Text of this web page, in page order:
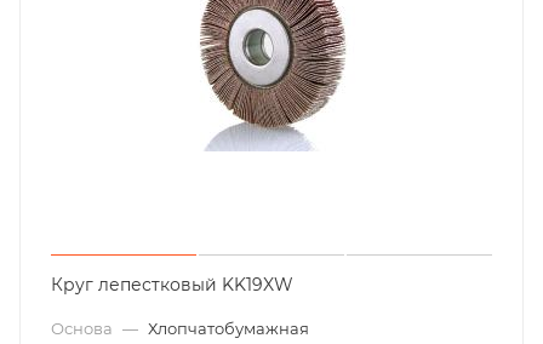
Круг лепестковый KK19XW
Основа — Хлопчатобумажная